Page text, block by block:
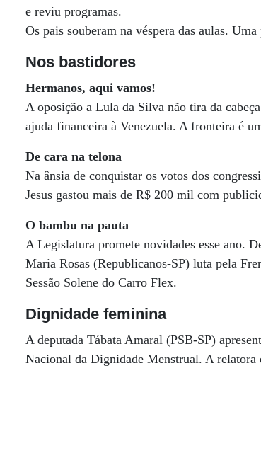
e reviu programas.
Os pais souberam na véspera das aulas.
Nos bastidores
Hermanos, aqui vamos!
A oposição a Lula da Silva não tira da
ajuda financeira à Venezuela. A fronteira é
De cara na telona
Na ânsia de conquistar os votos dos
Jesus gastou mais de R$ 200 mil com
O bambu na pauta
A Legislatura promete novidades esse ano.
Maria Rosas (Republicanos-SP) luta pela
Sessão Solene do Carro Flex.
Dignidade feminina
A deputada Tábata Amaral (PSB-SP)
Nacional da Dignidade Menstrual. A